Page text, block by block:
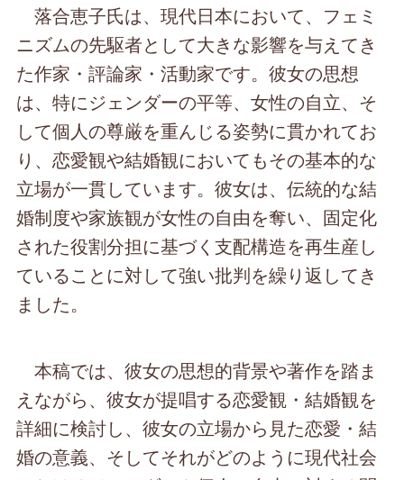
落合恵子氏は、現代日本において、フェミ
ニズムの先駆者として大きな影響を与えてき
た作家・評論家・活動家です。彼女の思想
は、特にジェンダーの平等、女性の自立、そ
して個人の尊厳を重んじる姿勢に貫かれてお
り、恋愛観や結婚観においてもその基本的な
立場が一貫しています。彼女は、伝統的な結
婚制度や家族観が女性の自由を奪い、固定化
された役割分担に基づく支配構造を再生産し
ていることに対して強い批判を繰り返してき
ました。
本稿では、彼女の思想的背景や著作を踏ま
えながら、彼女が提唱する恋愛観・結婚観を
詳細に検討し、彼女の立場から見た恋愛・結
婚の意義、そしてそれがどのように現代社会